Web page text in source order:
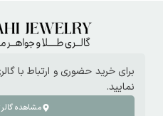
برای خرید حضوری و ارتباط با
نمایید.
مشاهده